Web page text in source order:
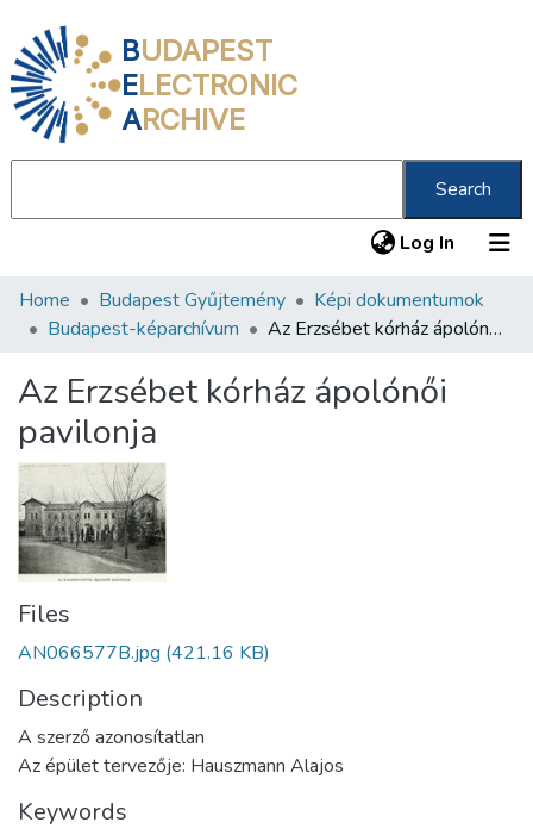
BUDAPEST
ELECTRONIC
ARCHIVE
Search
Log In (current)
Communities & Collections
Statistics
About us
Home Budapest Gyűjtemény
Képi dokumentumok
Budapest-képarchívum
Az Erzsébet kórház ápolónői pavilonja
Az Erzsébet kórház ápolónői
pavilonja
Files
AN066577B.jpg (421.16 KB)
Description
A szerző azonosítatlan
Az épület tervezője: Hauszmann Alajos
Keywords